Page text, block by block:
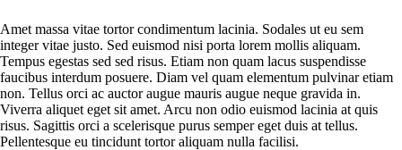
Amet massa vitae tortor condimentum lacinia. Sodales ut eu sem
integer vitae justo. Sed euismod nisi porta lorem mollis aliquam.
Tempus egestas sed sed risus. Etiam non quam lacus suspendisse
faucibus interdum posuere. Diam vel quam elementum pulvinar etiam
non. Tellus orci ac auctor augue mauris augue neque gravida in.
Viverra aliquet eget sit amet. Arcu non odio euismod lacinia at quis
risus. Sagittis orci a scelerisque purus semper eget duis at tellus.
Pellentesque eu tincidunt tortor aliquam nulla facilisi.